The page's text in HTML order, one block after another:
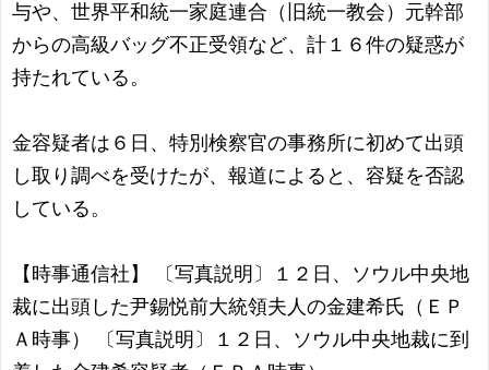
与や、世界平和統一家庭連合（旧統一教会）元幹部
からの高級バッグ不正受領など、計１６件の疑惑が
持たれている。
金容疑者は６日、特別検察官の事務所に初めて出頭
し取り調べを受けたが、報道によると、容疑を否認
している。
【時事通信社】 〔写真説明〕１２日、ソウル中央地
裁に出頭した尹錫悦前大統領夫人の金建希氏（ＥＰ
Ａ時事） 〔写真説明〕１２日、ソウル中央地裁に到